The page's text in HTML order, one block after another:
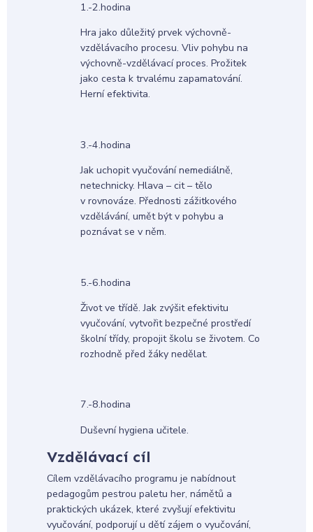
1.-2.hodina
Hra jako důležitý prvek výchovně-
vzdělávacího procesu. Vliv pohybu na
výchovně-vzdělávací proces. Prožitek
jako cesta k trvalému zapamatování.
Herní efektivita.
3.-4.hodina
Jak uchopit vyučování nemediálně,
netechnicky. Hlava – cit – tělo
v rovnováze. Přednosti zážitkového
vzdělávání, umět být v pohybu a
poznávat se v něm.
5.-6.hodina
Život ve třídě. Jak zvýšit efektivitu
vyučování, vytvořit bezpečné prostředí
školní třídy, propojit školu se životem. Co
rozhodně před žáky nedělat.
7.-8.hodina
Duševní hygiena učitele.
Vzdělávací cíl
Cílem vzdělávacího programu je nabídnout
pedagogům pestrou paletu her, námětů a
praktických ukázek, které zvyšují efektivitu
vyučování, podporují u dětí zájem o vyučování,